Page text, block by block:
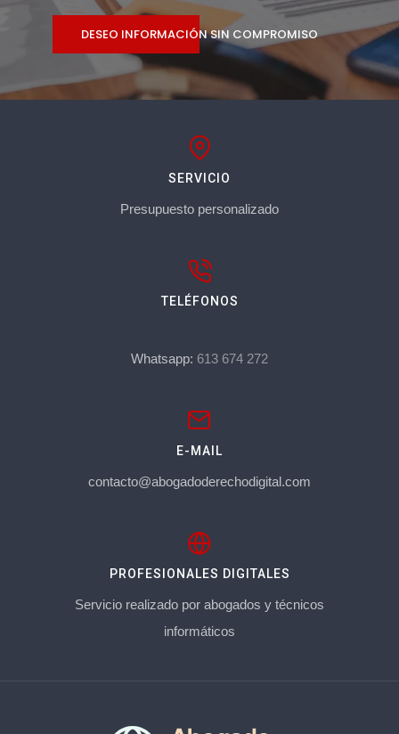
DESEO INFORMACIÓN SIN COMPROMISO
SERVICIO
Presupuesto personalizado
TELÉFONOS
Whatsapp: 613 674 272
E-MAIL
contacto@abogadoderechodigital.com
PROFESIONALES DIGITALES
Servicio realizado por abogados y técnicos
informáticos